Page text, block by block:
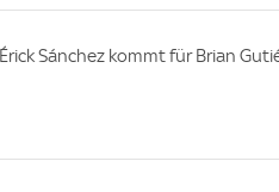
Sánchez kommt für Brian